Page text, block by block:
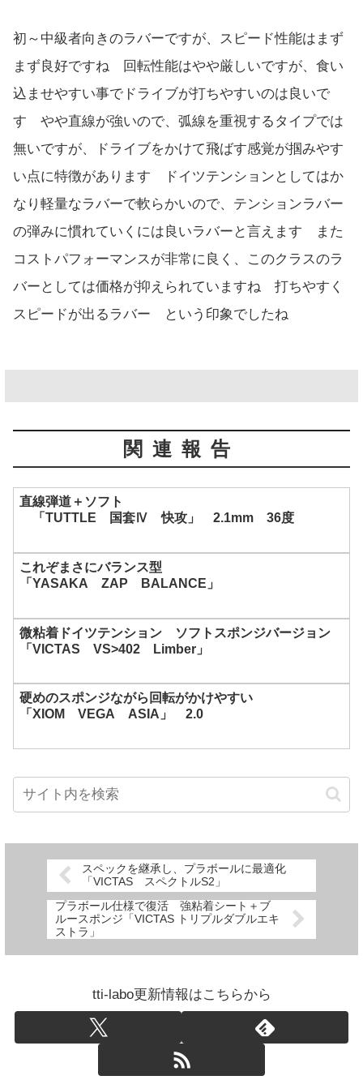
初～中級者向きのラバーですが、スピード性能はまず
まず良好ですね 回転性能はやや厳しいですが、食い
込ませやすい事でドライブが打ちやすいのは良いで
す やや直線が強いので、弧線を重視するタイプでは
無いですが、ドライブをかけて飛ばす感覚が掴みやす
い点に特徴があります ドイツテンションとしてはか
なり軽量なラバーで軟らかいので、テンションラバー
の弾みに慣れていくには良いラバーと言えます また
コストパフォーマンスが非常に良く、このクラスのラ
バーとしては価格が抑えられていますね 打ちやすく
スピードが出るラバー という印象でしたね
関連報告
直線弾道＋ソフト
「TUTTLE 国套Ⅳ 快攻」 2.1mm 36度
これぞまさにバランス型
「YASAKA ZAP BALANCE」
微粘着ドイツテンション ソフトスポンジバージョン
「VICTAS VS>402 Limber」
硬めのスポンジながら回転がかけやすい
「XIOM VEGA ASIA」 2.0
スペックを継承し、プラボールに最適化
「VICTAS スペクトルS2」
プラボール仕様で復活 強粘着シート＋ブ
ルースポンジ「VICTAS トリプルダブルエキ
ストラ」
tti-labo更新情報はこちらから